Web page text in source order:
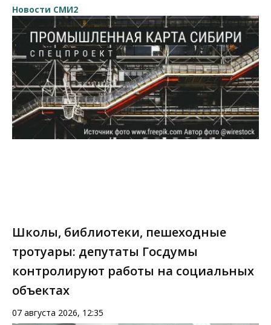
Новости СМИ2
Школы, библиотеки, пешеходные
тротуары: депутаты Госдумы
контролируют работы на социальных
объектах
07 августа 2026, 12:35